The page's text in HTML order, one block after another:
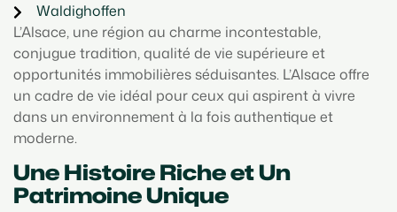
Waldighoffen
L’Alsace, une région au charme incontestable,
conjugue tradition, qualité de vie supérieure et
opportunités immobilières séduisantes. L’Alsace offre
un cadre de vie idéal pour ceux qui aspirent à vivre
dans un environnement à la fois authentique et
moderne.
Une Histoire Riche et Un
Patrimoine Unique